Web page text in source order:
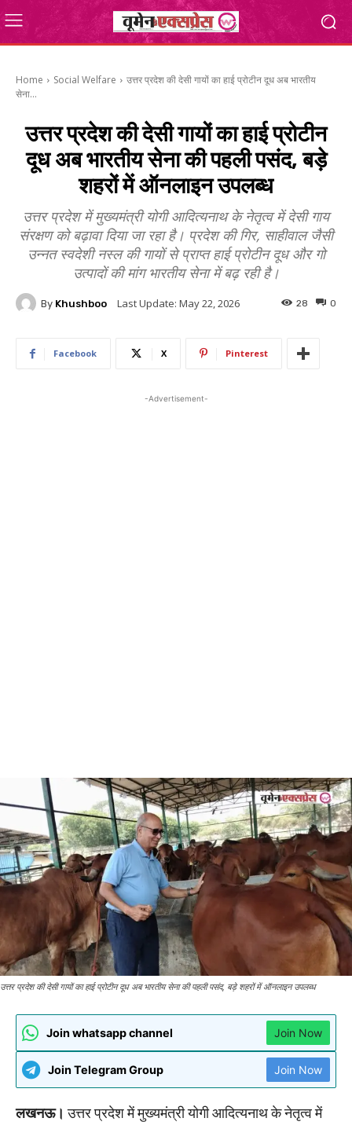
Home Social Welfare
उत्तर प्रदेश की देसी गायों का हाई प्रोटीन दूध अब भारतीय
सेना...
उत्तर प्रदेश की देसी गायों का हाई प्रोटीन
दूध अब भारतीय सेना की पहली पसंद, बड़े
शहरों में ऑनलाइन उपलब्ध
उत्तर प्रदेश में मुख्यमंत्री योगी आदित्यनाथ के नेतृत्व में देसी गाय
संरक्षण को बढ़ावा दिया जा रहा है। प्रदेश की गिर, साहीवाल जैसी
उन्नत स्वदेशी नस्ल की गायों से प्राप्त हाई प्रोटीन दूध और गो
उत्पादों की मांग भारतीय सेना में बढ़ रही है।
By Khushboo Last Update: May 22, 2026 0
28
Facebook X Pinterest
-Advertisement-
उत्तर प्रदेश की देसी गायों का हाई प्रोटीन दूध अब भारतीय सेना की पहली पसंद, बड़े शहरों में ऑनलाइन उपलब्ध
Join whatsapp channel Join Now
Join Telegram Group Join Now
लखनऊ। उत्तर प्रदेश में मुख्यमंत्री योगी आदित्यनाथ के नेतृत्व में